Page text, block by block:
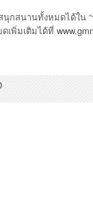
กสนานทั้งหมดได้ใน “
เพิ่มเติมได้ที่